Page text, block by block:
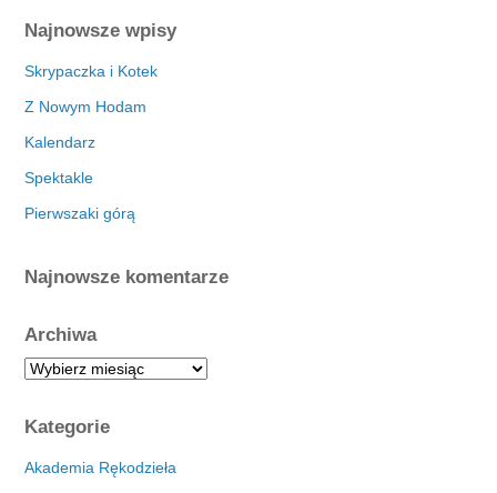
Najnowsze wpisy
Skrypaczka i Kotek
Z Nowym Hodam
Kalendarz
Spektakle
Pierwszaki górą
Najnowsze komentarze
Archiwa
A
c
h
i
Kategorie
Akademia Rękodzieła